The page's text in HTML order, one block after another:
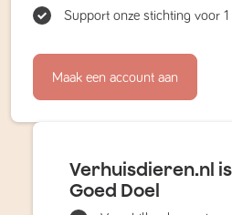
Support onze stichting voor 1
Maak een account aan
Verhuisdieren.nl
Goed Doel